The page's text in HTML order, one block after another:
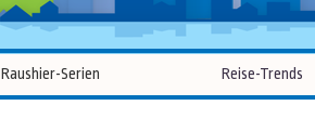
Raushier-Serien Reise-Trends